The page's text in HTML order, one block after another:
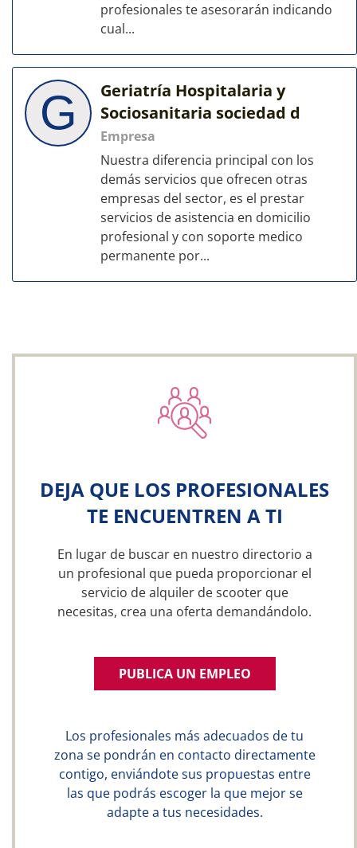
profesionales te asesorarán indicando
cual...
G
Geriatría Hospitalaria y
Sociosanitaria sociedad d
Empresa
Nuestra diferencia principal con los
demás servicios que ofrecen otras
empresas del sector, es el prestar
servicios de asistencia en domicilio
profesional y con soporte medico
permanente por...
DEJA QUE LOS PROFESIONALES
TE ENCUENTREN A TI
En lugar de buscar en nuestro directorio a
un profesional que pueda proporcionar el
servicio de alquiler de scooter que
necesitas, crea una oferta demandándolo.
PUBLICA UN EMPLEO
Los profesionales más adecuados de tu
zona se pondrán en contacto directamente
contigo, enviándote sus propuestas entre
las que podrás escoger la que mejor se
adapte a tus necesidades.